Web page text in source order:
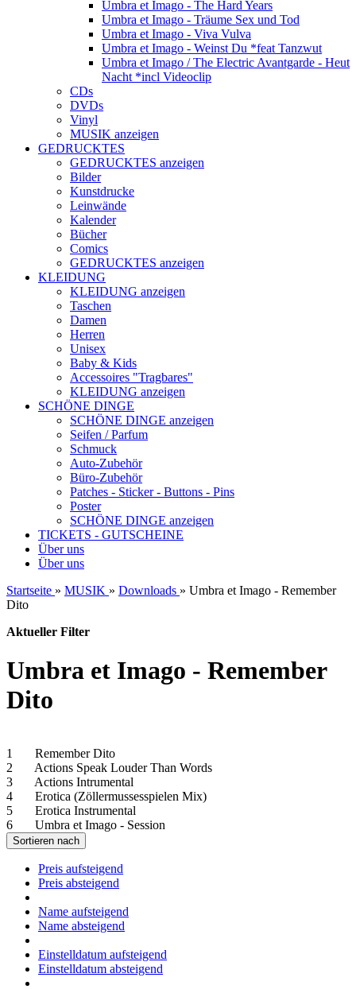
Umbra et Imago - The Hard Years
Umbra et Imago - Träume Sex und Tod
Umbra et Imago - Viva Vulva
Umbra et Imago - Weinst Du *feat Tanzwut
Umbra et Imago / The Electric Avantgarde - Heut
Nacht *incl Videoclip
CDs
DVDs
Vinyl
MUSIK anzeigen
GEDRUCKTES
GEDRUCKTES anzeigen
Bilder
Kunstdrucke
Leinwände
Kalender
Bücher
Comics
GEDRUCKTES anzeigen
KLEIDUNG
KLEIDUNG anzeigen
Taschen
Damen
Herren
Unisex
Baby & Kids
Accessoires "Tragbares"
KLEIDUNG anzeigen
SCHÖNE DINGE
SCHÖNE DINGE anzeigen
Seifen / Parfum
Schmuck
Auto-Zubehör
Büro-Zubehör
Patches - Sticker - Buttons - Pins
Poster
SCHÖNE DINGE anzeigen
TICKETS - GUTSCHEINE
Über uns
Über uns
Startseite » MUSIK » Downloads » Umbra et Imago - Remember
Dito
Aktueller Filter
Umbra et Imago - Remember
Dito
1 Remember Dito
2 Actions Speak Louder Than Words
3 Actions Intrumental
4 Erotica (Zöllermussesspielen Mix)
5 Erotica Instrumental
6 Umbra et Imago - Session
Sortieren nach
Preis aufsteigend
Preis absteigend
Name aufsteigend
Name absteigend
Einstelldatum aufsteigend
Einstelldatum absteigend